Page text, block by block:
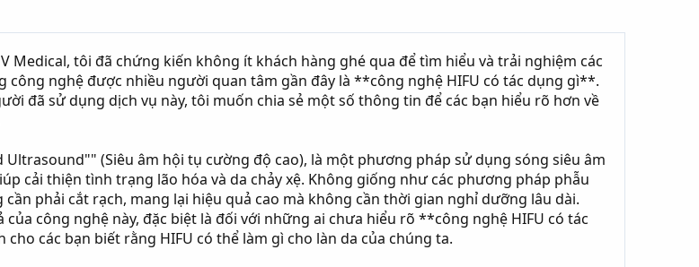
Medical, tôi đã chứng kiến không ít khách hàng ghé qua để tìm hiểu và trải nghiệm các
nghệ được nhiều người quan tâm gần đây là **công nghệ HIFU có tác dụng gì**.
đã sử dụng dịch vụ này, tôi muốn chia sẻ một số thông tin để các bạn hiểu rõ hơn về
Ultrasound"" (Siêu âm hội tụ cường độ cao), là một phương pháp sử dụng sóng siêu âm
cải thiện tình trạng lão hóa và da chảy xệ. Không giống như các phương pháp phẫu
phải cắt rạch, mang lại hiệu quả cao mà không cần thời gian nghỉ dưỡng lâu dài.
công nghệ này, đặc biệt là đối với những ai chưa hiểu rõ **công nghệ HIFU có tác
các bạn biết rằng HIFU có thể làm gì cho làn da của chúng ta.